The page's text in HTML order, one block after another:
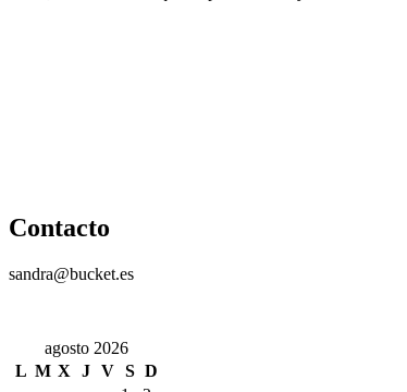
Contacto
sandra@bucket.es
agosto 2026
L M X J V S D